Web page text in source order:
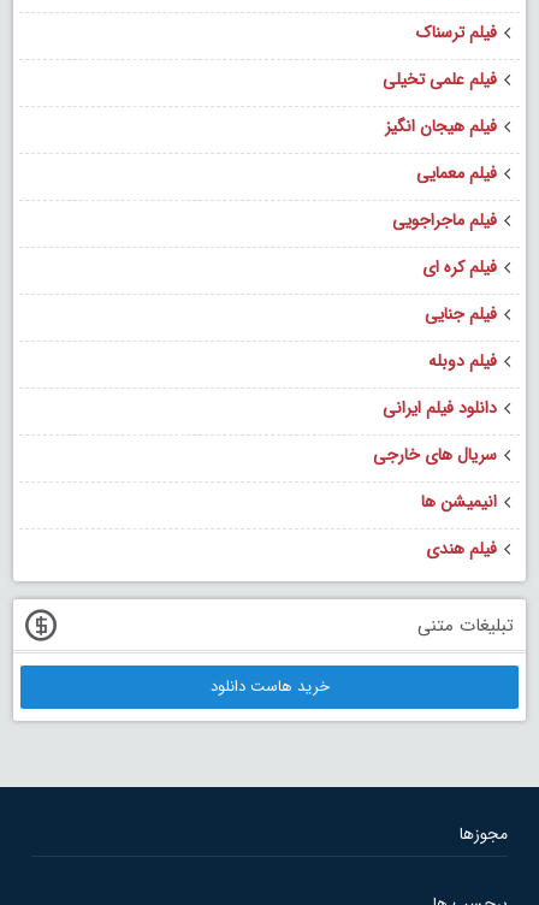
فیلم ترسناک
فیلم علمی تخیلی
فیلم هیجان انگیز
فیلم معمایی
فیلم ماجراجویی
فیلم کره ای
فیلم جنایی
فیلم دوبله
دانلود فیلم ایرانی
سریال های خارجی
انیمیشن ها
فیلم هندی
تبلیغات متنی
خرید هاست دانلود
مجوزها